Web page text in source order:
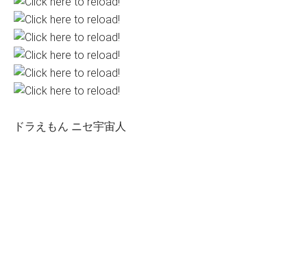
ドラえもん ニセ宇宙人